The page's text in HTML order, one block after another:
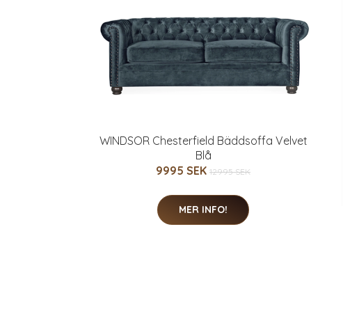
WINDSOR Chesterfield Bäddsoffa Velvet
Blå
9995 SEK 12995 SEK
MER INFO!